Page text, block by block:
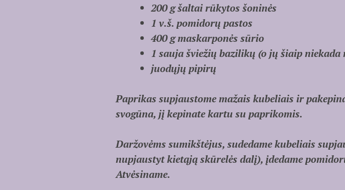
200 g šaltai rūkytos šoninės
1 v.š. pomidorų pastos
400 g maskarponės sūrio
1 sauja šviežių bazilikų (o jų šiaip niekada
juodųjų pipirų
Paprikas supjaustome mažais kubeliais ir
svogūna, jį kepinate kartu su paprikomis.
Daržovėms sumikštėjus, sudedame kubeliais
nupjaustyt kietąją skūrelės dalį), įdedame
Atvėsiname.